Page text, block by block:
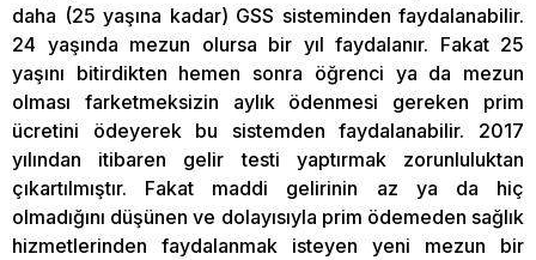
daha (25 yaşına kadar) GSS sisteminden faydalanabilir.
24 yaşında mezun olursa bir yıl faydalanır. Fakat 25
yaşını bitirdikten hemen sonra öğrenci ya da mezun
olması farketmeksizin aylık ödenmesi gereken prim
ücretini ödeyerek bu sistemden faydalanabilir. 2017
yılından itibaren gelir testi yaptırmak zorunluluktan
çıkartılmıştır. Fakat maddi gelirinin az ya da hiç
olmadığını düşünen ve dolayısıyla prim ödemeden sağlık
hizmetlerinden faydalanmak isteyen yeni mezun bir